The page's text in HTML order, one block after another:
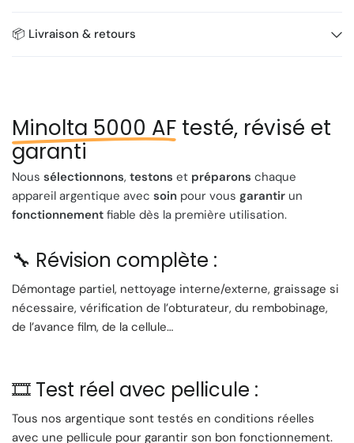
"mode priorité" ou de "programmes résultats". Vous pouvez
Caractéristiques Techniques:
🔄 Motorisation avancée : Le chargement et le
rembobinage du film sont motorisés pour plus de
commodité.
📽️ Sensibilité automatique : La sensibilité du film est
sélectionnée automatiquement grâce aux films à
💡 Flash externe : L'appareil ne comporte pas de flash
intégré, mais un sabot porte-accessoires vous
permet d'utiliser un flash TTL externe.
⏱️ Obturateur performant : L'obturateur à rideaux
métalliques peut déclencher jusqu'à 1/2000 de
limite à une mise au point centrale, et la mesure
d'exposition est également centrée.
🌄 Contre-jours facilités : Une touche spécifique à
l'arrière de l'appareil vous permet de gérer les contre-
📦 Livraison & retours
Minolta 5000 AF testé, révisé et
garanti
Noussélectionnons,testons et préparons chaque
appareil argentique avecsoin pour vousgarantir un
fonctionnement fiable dès la première utilisation.
🔧 Révision complète :
Démontage partiel, nettoyage interne/externe, graissage si
nécessaire, vérification de l’obturateur, du rembobinage,
de l’avance film, de la cellule…
🎞️ Test réel avec pellicule :
Tous nos argentique sont testés en conditions réelles
avec une pellicule pour garantir son bon fonctionnement.